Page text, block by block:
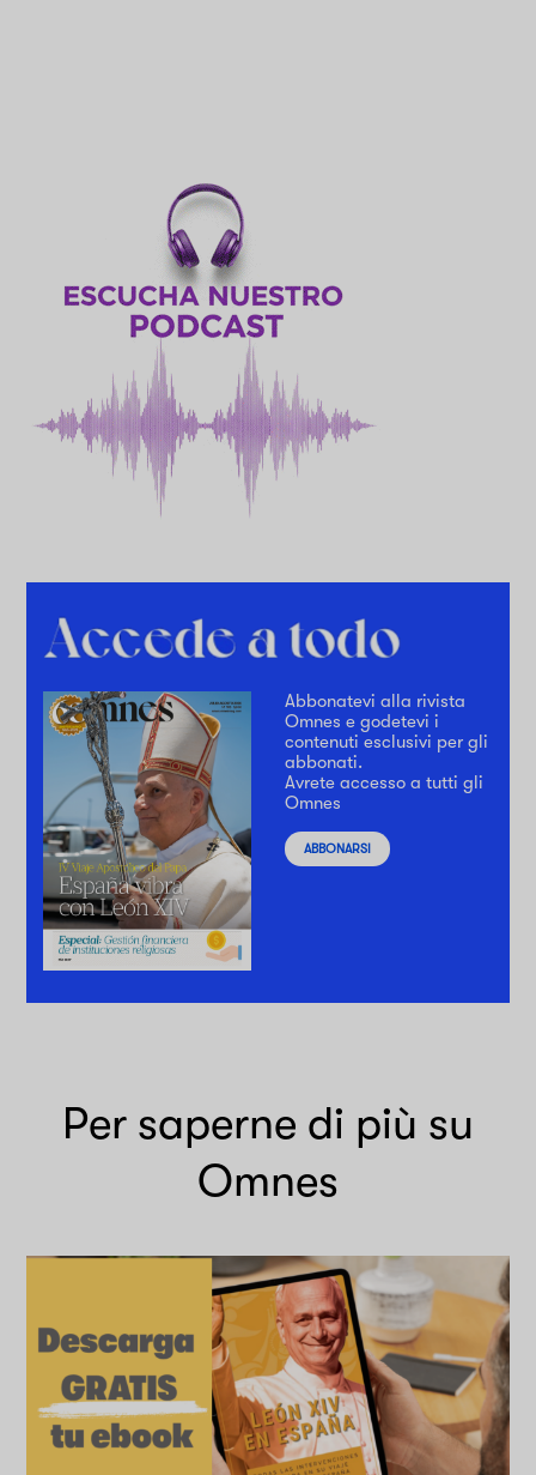
Abbonatevi alla rivista
Omnes e godetevi i
contenuti esclusivi per gli
abbonati.
Avrete accesso a tutti gli
Omnes
ABBONARSI
Per saperne di più su
Omnes